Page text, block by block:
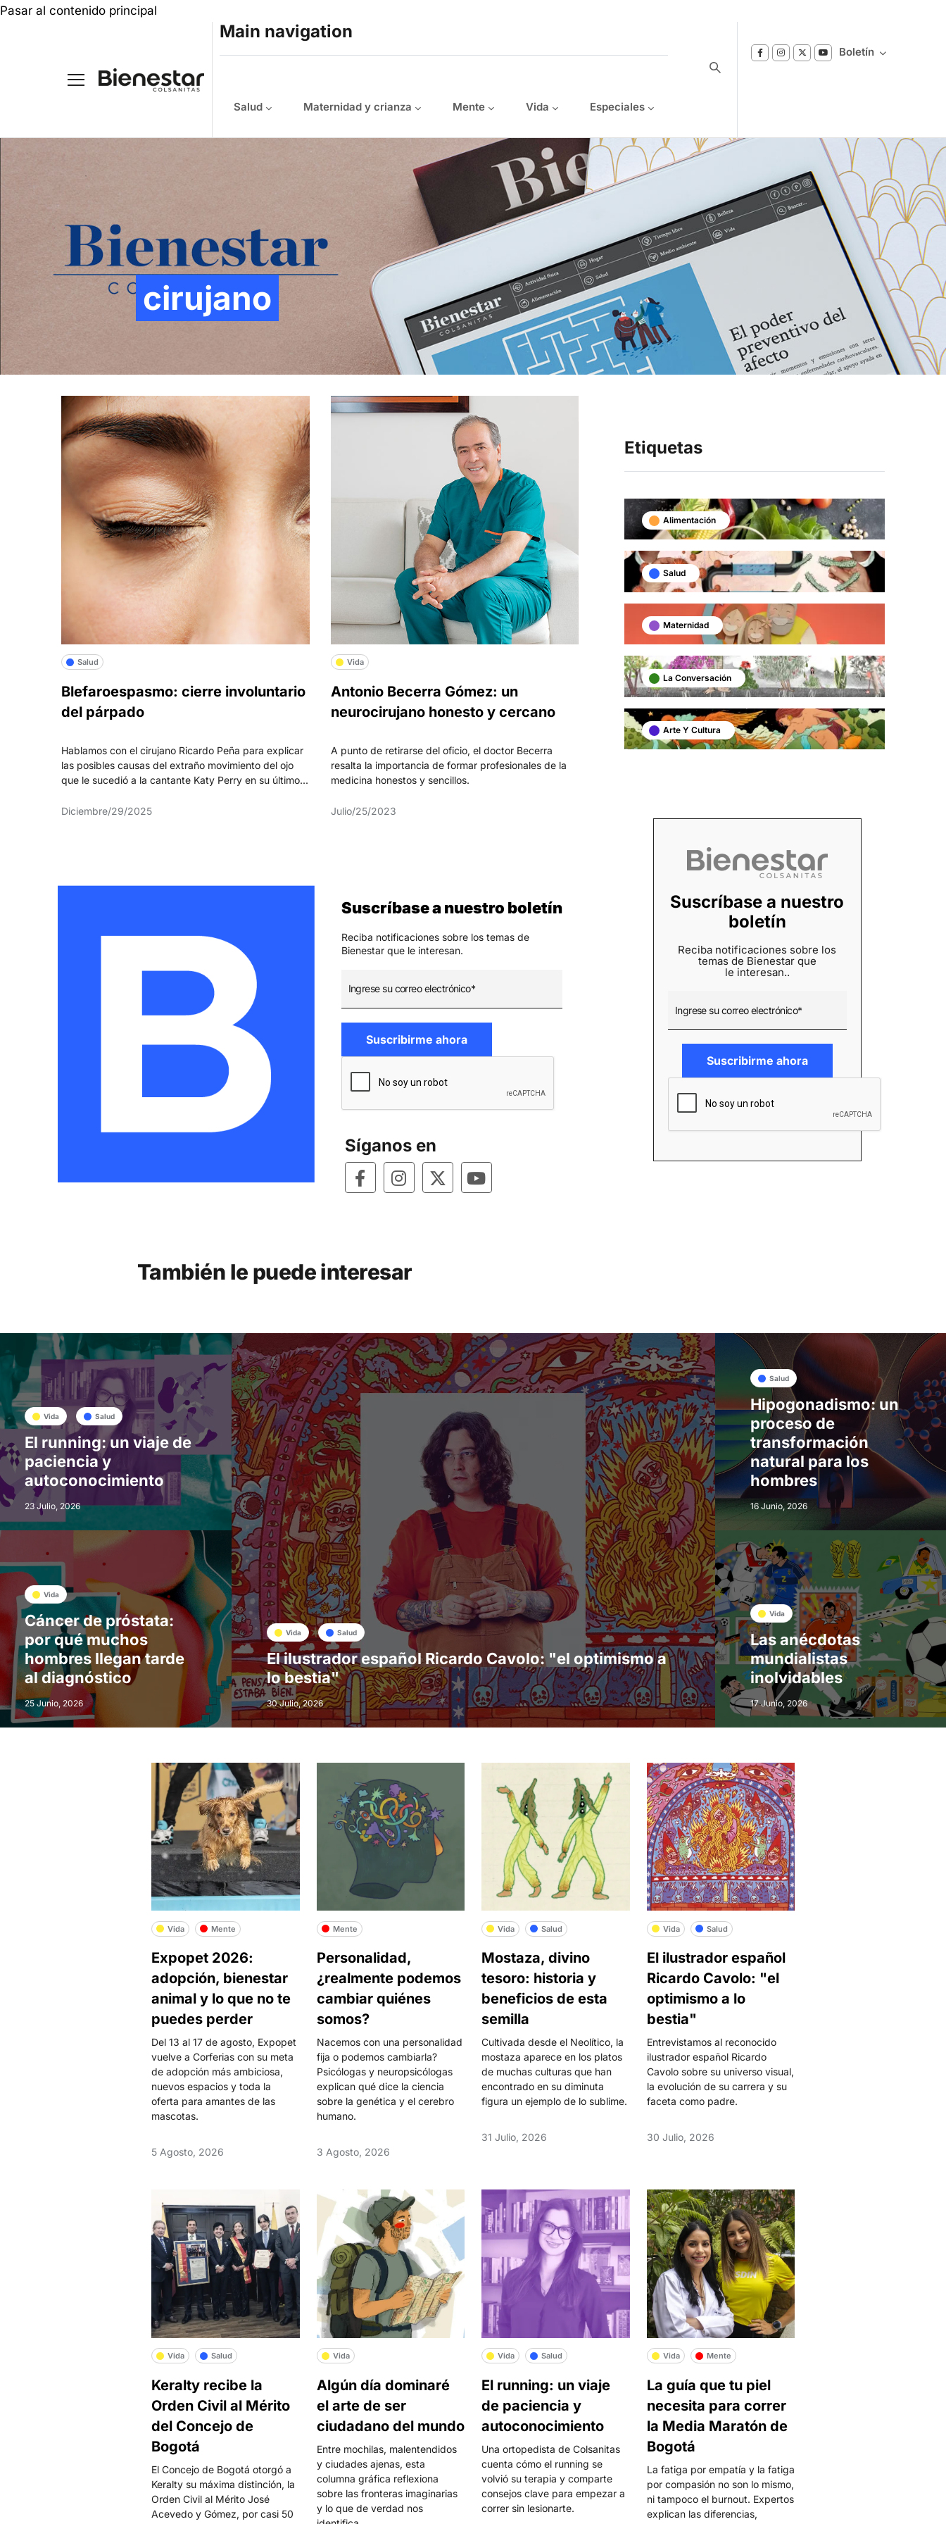
Pasar al contenido principal
Main navigation
Salud Maternidad y crianza Mente Vida Especiales
Boletín
Suscríbase a nuestro boletín
Reciba notificaciones sobre los temas de
Bienestar que le interesan.
cirujano
Salud
Blefaroespasmo: cierre involuntario
del párpado
Hablamos con el cirujano Ricardo Peña para explicar
las posibles causas del extraño movimiento del ojo
que le sucedió a la cantante Katy Perry en su último...
Diciembre/29/2025
Vida
Antonio Becerra Gómez: un
neurocirujano honesto y cercano
A punto de retirarse del oficio, el doctor Becerra
resalta la importancia de formar profesionales de la
medicina honestos y sencillos.
Julio/25/2023
Suscríbase a nuestro boletín
Reciba notificaciones sobre los temas de
Bienestar que le interesan.
Síganos en
Etiquetas
Alimentación
Salud
Maternidad
La Conversación
Arte Y Cultura
Suscríbase a nuestro
boletín
Reciba notificaciones sobre los
temas de Bienestar que
le interesan..
También le puede interesar
Vida Salud
El running: un viaje de
paciencia y
autoconocimiento
23 Julio, 2026
Vida
Cáncer de próstata:
por qué muchos
hombres llegan tarde
al diagnóstico
25 Junio, 2026
Vida Salud
El ilustrador español Ricardo Cavolo: "el optimismo a
lo bestia"
30 Julio, 2026
Salud
Hipogonadismo: un
proceso de
transformación
natural para los
hombres
16 Junio, 2026
Vida
Las anécdotas
mundialistas
inolvidables
17 Junio, 2026
Vida Mente
Expopet 2026:
adopción, bienestar
animal y lo que no te
puedes perder
Del 13 al 17 de agosto, Expopet
vuelve a Corferias con su meta
de adopción más ambiciosa,
nuevos espacios y toda la
oferta para amantes de las
mascotas.
5 Agosto, 2026
Mente
Personalidad,
¿realmente podemos
cambiar quiénes
somos?
Nacemos con una personalidad
fija o podemos cambiarla?
Psicólogas y neuropsicólogas
explican qué dice la ciencia
sobre la genética y el cerebro
humano.
3 Agosto, 2026
Vida Salud
Mostaza, divino
tesoro: historia y
beneficios de esta
semilla
Cultivada desde el Neolítico, la
mostaza aparece en los platos
de muchas culturas que han
encontrado en su diminuta
figura un ejemplo de lo sublime.
31 Julio, 2026
Vida Salud
El ilustrador español
Ricardo Cavolo: "el
optimismo a lo
bestia"
Entrevistamos al reconocido
ilustrador español Ricardo
Cavolo sobre su universo visual,
la evolución de su carrera y su
faceta como padre.
30 Julio, 2026
Vida Salud
Keralty recibe la
Orden Civil al Mérito
del Concejo de
Bogotá
El Concejo de Bogotá otorgó a
Keralty su máxima distinción, la
Orden Civil al Mérito José
Acevedo y Gómez, por casi 50
Vida
Algún día dominaré
el arte de ser
ciudadano del mundo
Entre mochilas, malentendidos
y ciudades ajenas, esta
columna gráfica reflexiona
sobre las fronteras imaginarias
y lo que de verdad nos
Vida Salud
El running: un viaje
de paciencia y
autoconocimiento
Una ortopedista de Colsanitas
cuenta cómo el running se
volvió su terapia y comparte
consejos clave para empezar a
correr sin lesionarte.
Vida Mente
La guía que tu piel
necesita para correr
la Media Maratón de
Bogotá
La fatiga por empatía y la fatiga
por compasión no son lo mismo,
ni tampoco el burnout. Expertos
explican las diferencias,